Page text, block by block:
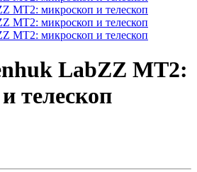
LabZZ MT2:
телескоп